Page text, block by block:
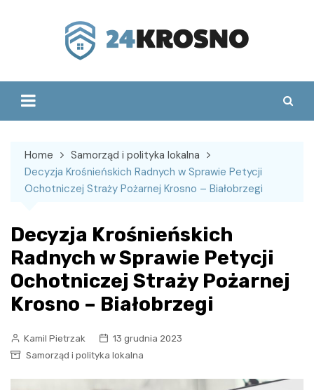
Home
Samorząd i polityka lokalna
Decyzja Krośnieńskich Radnych w Sprawie Petycji
Ochotniczej Straży Pożarnej Krosno – Białobrzegi
Decyzja Krośnieńskich
Radnych w Sprawie Petycji
Ochotniczej Straży Pożarnej
Krosno – Białobrzegi
Kamil Pietrzak
13 grudnia 2023
Samorząd i polityka lokalna